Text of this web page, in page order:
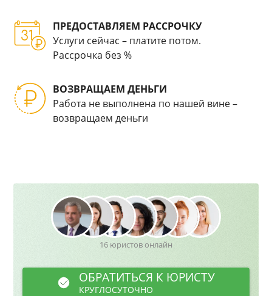
ПРЕДОСТАВЛЯЕМ РАССРОЧКУ
Услуги сейчас – платите потом.
Рассрочка без %
ВОЗВРАЩАЕМ ДЕНЬГИ
Работа не выполнена по нашей вине –
возвращаем деньги
16 юристов онлайн
ОБРАТИТЬСЯ К ЮРИСТУ
КРУГЛОСУТОЧНО